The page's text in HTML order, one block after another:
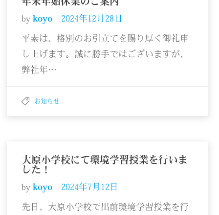
年末年始休業のご案内
by koyo 2024年12月28日
平素は、格別のお引立てを賜り厚く御礼申
し上げます。誠に勝手ではございますが、
弊社年…
お知らせ
大原小学校にて環境学習授業を行いま
した！
by koyo 2024年7月12日
先日、大原小学校で出前環境学習授業を行